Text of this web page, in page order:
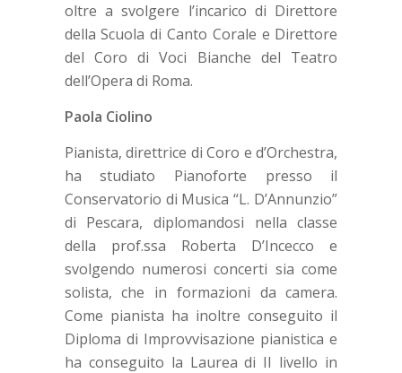
oltre a svolgere l’incarico di Direttore
della Scuola di Canto Corale e Direttore
del Coro di Voci Bianche del Teatro
dell’Opera di Roma.
Paola Ciolino
Pianista, direttrice di Coro e d’Orchestra,
ha studiato Pianoforte presso il
Conservatorio di Musica “L. D’Annunzio”
di Pescara, diplomandosi nella classe
della prof.ssa Roberta D’Incecco e
svolgendo numerosi concerti sia come
solista, che in formazioni da camera.
Come pianista ha inoltre conseguito il
Diploma di Improvvisazione pianistica e
ha conseguito la Laurea di II livello in